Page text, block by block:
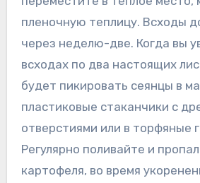
пленочную теплицу. Всходы
через неделю-две. Когда вы
всходах по два настоящих
будет пикировать сеянцы в
пластиковые стаканчики с
отверстиями или в торфяные
Регулярно поливайте и
картофеля, во время